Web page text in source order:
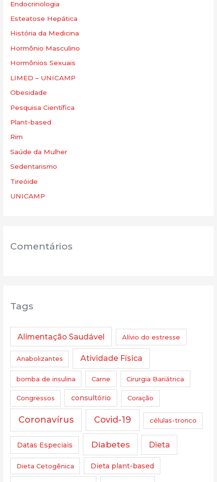
Endocrinologia
Esteatose Hepática
História da Medicina
Hormônio Masculino
Hormônios Sexuais
LIMED – UNICAMP
Obesidade
Pesquisa Científica
Plant-based
Rim
Saúde da Mulher
Sedentarismo
Tireóide
UNICAMP
Comentários
Tags
Alimentação Saudável Alívio do estresse
Anabolizantes Atividade Física
bomba de insulina Carne Cirurgia Bariátrica
Congressos consultório Coração
Coronavírus Covid-19 células-tronco
Datas Especiais Diabetes Dieta
Dieta Cetogênica Dieta plant-based